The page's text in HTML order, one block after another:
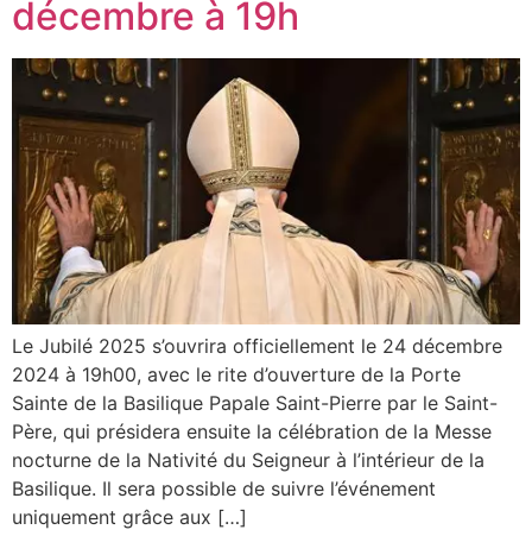
décembre à 19h
Le Jubilé 2025 s’ouvrira officiellement le 24 décembre
2024 à 19h00, avec le rite d’ouverture de la Porte
Sainte de la Basilique Papale Saint-Pierre par le Saint-
Père, qui présidera ensuite la célébration de la Messe
nocturne de la Nativité du Seigneur à l’intérieur de la
Basilique. Il sera possible de suivre l’événement
uniquement grâce aux […]